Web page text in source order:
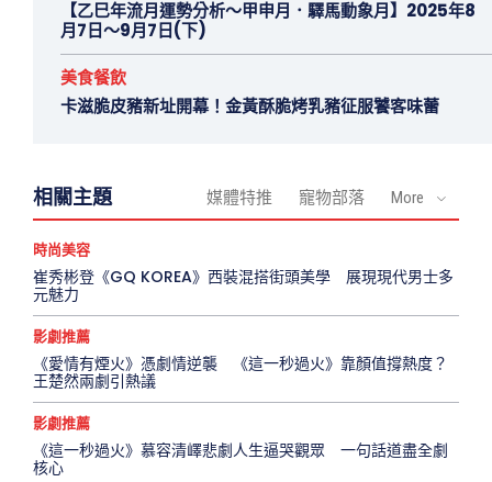
【乙巳年流月運勢分析～甲申月．驛馬動象月】2025年8
月7日～9月7日(下)
美食餐飲
卡滋脆皮豬新址開幕！金黃酥脆烤乳豬征服饕客味蕾
相關主題 媒體特推 寵物部落 More
時尚美容
崔秀彬登《GQ KOREA》西裝混搭街頭美學 展現現代男士多
元魅力
影劇推薦
《愛情有煙火》憑劇情逆襲 《這一秒過火》靠顏值撐熱度？
王楚然兩劇引熱議
影劇推薦
《這一秒過火》慕容清嶧悲劇人生逼哭觀眾 一句話道盡全劇
核心